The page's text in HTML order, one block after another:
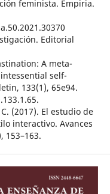
feminista. Empiria.
Editorial
A meta-
self-
133(1), 65e94.
(2017). El estudio de
interactivo. Avances
153–163.